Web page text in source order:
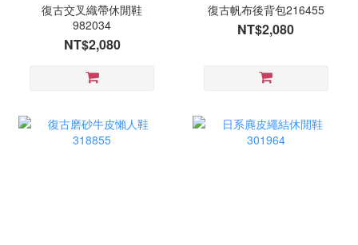
復古交叉織帶休閒鞋
982034
NT$2,080
復古帆布後背包216455
NT$2,080